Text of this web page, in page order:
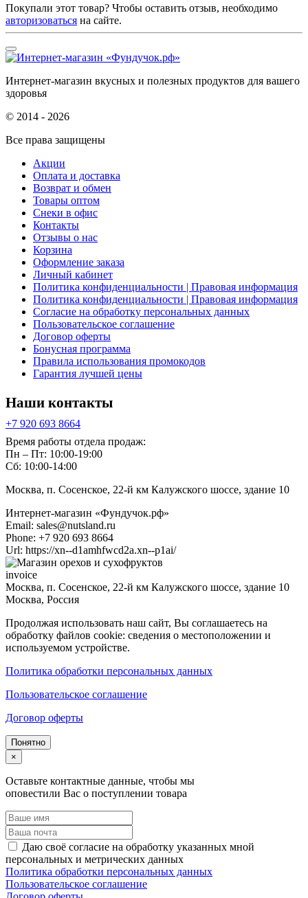
Покупали этот товар? Чтобы оставить отзыв, необходимо
авторизоваться на сайте.
Интернет-магазин вкусных и полезных продуктов для вашего
здоровья
© 2014 - 2026
Все права защищены
Акции
Оплата и доставка
Возврат и обмен
Товары оптом
Снеки в офис
Контакты
Отзывы о нас
Корзина
Оформление заказа
Личный кабинет
Политика конфиденциальности | Правовая информация
Политика конфиденциальности | Правовая информация
Согласие на обработку персональных данных
Пользовательское соглашение
Договор оферты
Бонусная программа
Правила использования промокодов
Гарантия лучшей цены
Наши контакты
+7 920 693 8664
Время работы отдела продаж:
Пн – Пт: 10:00-19:00
Сб: 10:00-14:00
Москва, п. Сосенское, 22-й км Калужского шоссе, здание 10
Интернет-магазин «Фундучок.рф»
Email: sales@nutsland.ru
Phone: +7 920 693 8664
Url: https://xn--d1amhfwcd2a.xn--p1ai/
invoice
Москва, п. Сосенское, 22-й км Калужского шоссе, здание 10
Москва, Россия
Продолжая использовать наш сайт, Вы соглашаетесь на
обработку файлов cookie: сведения о местоположении и
используемом устройстве.
Политика обработки персональных данных
Пользовательское соглашение
Договор оферты
Понятно
×
Оставьте контактные данные, чтобы мы
оповестили Вас о поступлении товара
Даю своё согласие на обработку указанных мной
персональных и метрических данных
Политика обработки персональных данных
Пользовательское соглашение